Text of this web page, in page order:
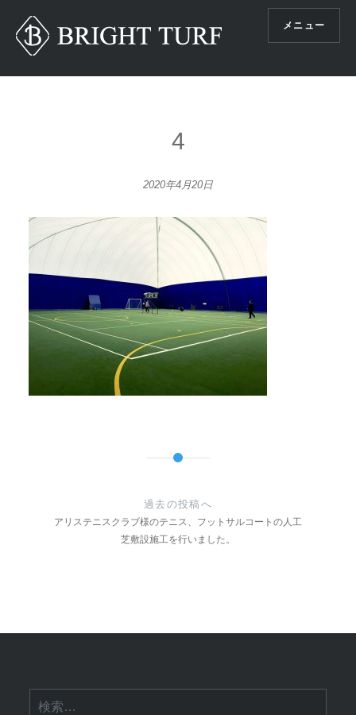
メニュー
4
2020年4月20日
シ
過去の投稿へ
アリステニスクラブ様のテニス、フットサルコートの人工
芝敷設施工を行いました。